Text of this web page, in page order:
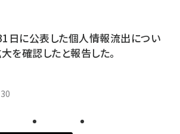
日に公表した個人情報流出につい
を確認したと報告した。